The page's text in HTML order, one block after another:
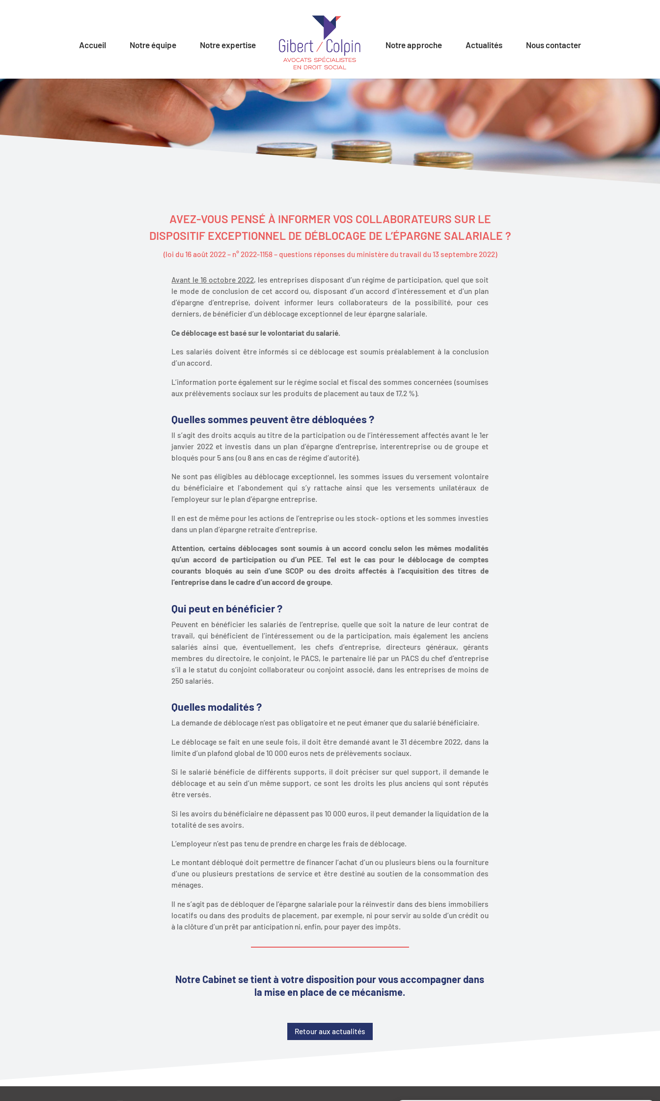
Accueil Notre équipe Notre expertise Notre approche Actualités Nous contacter
AVEZ-VOUS PENSÉ À INFORMER VOS COLLABORATEURS SUR LE
DISPOSITIF EXCEPTIONNEL DE DÉBLOCAGE DE L’ÉPARGNE SALARIALE ?
(loi du 16 août 2022 – n° 2022-1158 – questions réponses du ministère du travail du 13 septembre 2022)
Avant le 16 octobre 2022, les entreprises disposant d’un régime de participation, quel que soit
le mode de conclusion de cet accord ou, disposant d’un accord d’intéressement et d’un plan
d’épargne d’entreprise, doivent informer leurs collaborateurs de la possibilité, pour ces
derniers, de bénéficier d’un déblocage exceptionnel de leur épargne salariale.
Ce déblocage est basé sur le volontariat du salarié.
Les salariés doivent être informés si ce déblocage est soumis préalablement à la conclusion
d’un accord.
L’information porte également sur le régime social et fiscal des sommes concernées (soumises
aux prélèvements sociaux sur les produits de placement au taux de 17,2 %).
Quelles sommes peuvent être débloquées ?
Il s’agit des droits acquis au titre de la participation ou de l’intéressement affectés avant le 1er
janvier 2022 et investis dans un plan d’épargne d’entreprise, interentreprise ou de groupe et
bloqués pour 5 ans (ou 8 ans en cas de régime d’autorité).
Ne sont pas éligibles au déblocage exceptionnel, les sommes issues du versement volontaire
du bénéficiaire et l’abondement qui s’y rattache ainsi que les versements unilatéraux de
l’employeur sur le plan d’épargne entreprise.
Il en est de même pour les actions de l’entreprise ou les stock- options et les sommes investies
dans un plan d’épargne retraite d’entreprise.
Attention, certains déblocages sont soumis à un accord conclu selon les mêmes modalités
qu’un accord de participation ou d’un PEE. Tel est le cas pour le déblocage de comptes
courants bloqués au sein d’une SCOP ou des droits affectés à l’acquisition des titres de
l’entreprise dans le cadre d’un accord de groupe.
Qui peut en bénéficier ?
Peuvent en bénéficier les salariés de l’entreprise, quelle que soit la nature de leur contrat de
travail, qui bénéficient de l’intéressement ou de la participation, mais également les anciens
salariés ainsi que, éventuellement, les chefs d’entreprise, directeurs généraux, gérants
membres du directoire, le conjoint, le PACS, le partenaire lié par un PACS du chef d’entreprise
s’il a le statut du conjoint collaborateur ou conjoint associé, dans les entreprises de moins de
250 salariés.
Quelles modalités ?
La demande de déblocage n’est pas obligatoire et ne peut émaner que du salarié bénéficiaire.
Le déblocage se fait en une seule fois, il doit être demandé avant le 31 décembre 2022, dans la
limite d’un plafond global de 10 000 euros nets de prélèvements sociaux.
Si le salarié bénéficie de différents supports, il doit préciser sur quel support, il demande le
déblocage et au sein d’un même support, ce sont les droits les plus anciens qui sont réputés
être versés.
Si les avoirs du bénéficiaire ne dépassent pas 10 000 euros, il peut demander la liquidation de la
totalité de ses avoirs.
L’employeur n’est pas tenu de prendre en charge les frais de déblocage.
Le montant débloqué doit permettre de financer l’achat d’un ou plusieurs biens ou la fourniture
d’une ou plusieurs prestations de service et être destiné au soutien de la consommation des
ménages.
Il ne s’agit pas de débloquer de l’épargne salariale pour la réinvestir dans des biens immobiliers
locatifs ou dans des produits de placement, par exemple, ni pour servir au solde d’un crédit ou
à la clôture d’un prêt par anticipation ni, enfin, pour payer des impôts.
Notre Cabinet se tient à votre disposition pour vous accompagner dans
la mise en place de ce mécanisme.
Retour aux actualités